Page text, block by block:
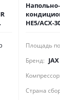
HE5/ACX-
Площадь
Бренд: JAX
Компрессор:
Страна